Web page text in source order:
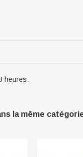
heures.
la même